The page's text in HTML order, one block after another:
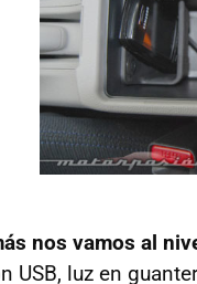
nos vamos al
USB, luz en